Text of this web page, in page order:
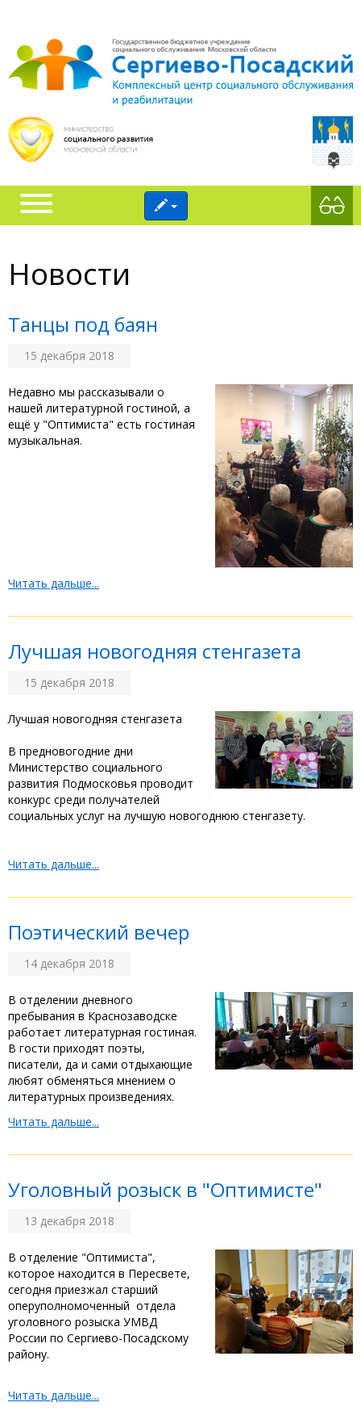
Новости
Танцы под баян
15 декабря 2018
Недавно мы рассказывали о
нашей литературной гостиной, а
ещё у "Оптимиста" есть гостиная
музыкальная.
Читать дальше...
Лучшая новогодняя стенгазета
15 декабря 2018
Лучшая новогодняя стенгазета
В предновогодние дни
Министерство социального
развития Подмосковья проводит
конкурс среди получателей
социальных услуг на лучшую новогоднюю стенгазету.
Читать дальше...
Поэтический вечер
14 декабря 2018
В отделении дневного
пребывания в Краснозаводске
работает литературная гостиная.
В гости приходят поэты,
писатели, да и сами отдыхающие
любят обменяться мнением о
литературных произведениях.
Читать дальше...
Уголовный розыск в "Оптимисте"
13 декабря 2018
В отделение "Оптимиста",
которое находится в Пересвете,
сегодня приезжал старший
оперуполномоченный отдела
уголовного розыска УМВД
России по Сергиево-Посадскому
району.
Читать дальше...